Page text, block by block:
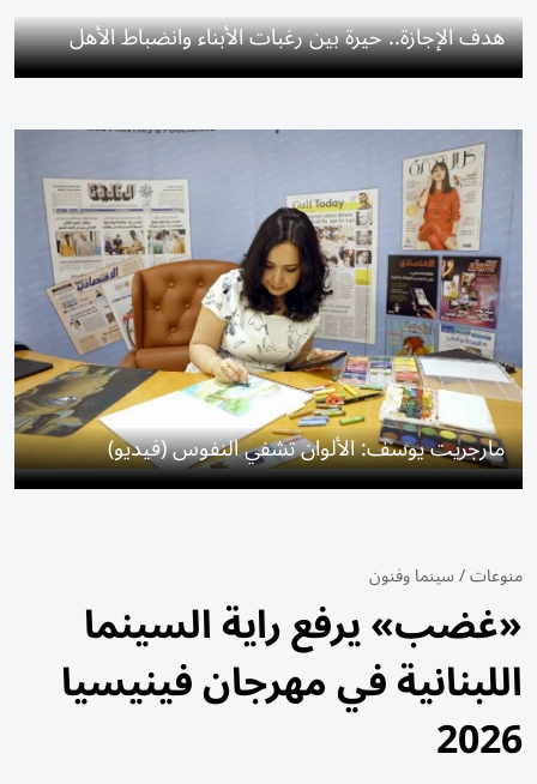
هدف الإجازة.. حيرة بين رغبات الأبناء وانضباط الأهل
مارجريت يوسف: الألوان تشفي النفوس (فيديو)
منوعات/سينما وفنون
«غضب» يرفع راية السينما
اللبنانية في مهرجان فينيسيا
2026